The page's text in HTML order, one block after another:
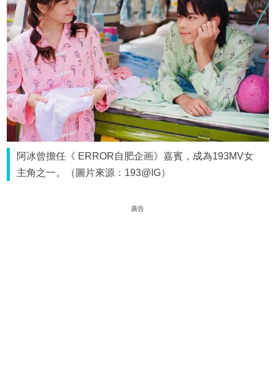
阿冰曾擔任《 ERROR自肥企画》嘉賓，成為193MV女
主角之一。（圖片來源：193@IG）
廣告